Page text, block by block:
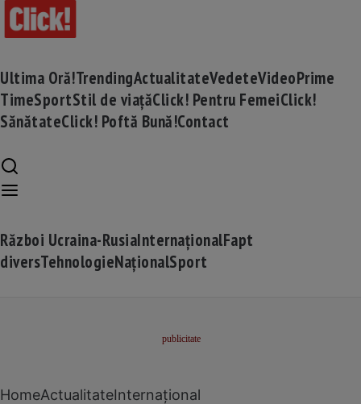
Ultima Oră!TrendingActualitateVedeteVideoPrime
TimeSportStil de viațăClick! Pentru FemeiClick!
SănătateClick! Poftă Bună!Contact
Război Ucraina-RusiaInternaționalFapt
diversTehnologieNaționalSport
HomeActualitateInternațional